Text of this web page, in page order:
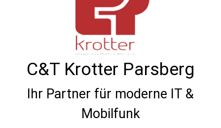
C&T Krotter Parsberg
Ihr Partner für moderne IT &
Mobilfunk